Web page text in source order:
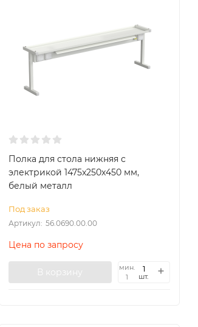
Полка для стола нижняя с
электрикой 1475x250x450 мм,
белый металл
Под заказ
Артикул: 56.0690.00.00
Цена по запросу
В корзину
мин.
1
шт.